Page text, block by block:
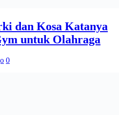
dan Kosa Katanya
untuk Olahraga
0